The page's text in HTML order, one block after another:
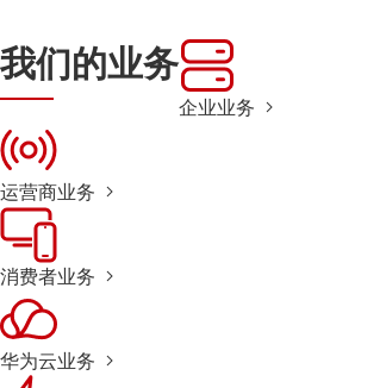
我们的业务
企业业务
运营商业务
消费者业务
华为云业务